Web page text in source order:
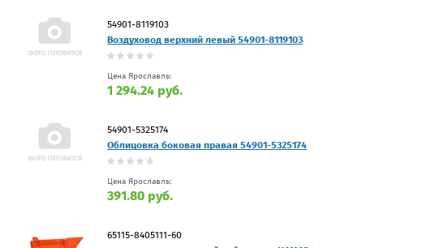
54901-8119103
Воздуховод верхний левый 54901-8119103
Цена Ярославль:
1 294.24 руб.
54901-5325174
Облицовка боковая правая 54901-5325174
Цена Ярославль:
391.80 руб.
65115-8405111-60